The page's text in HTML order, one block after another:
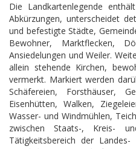
Die Landkartenlegende
Abkürzungen, unterscheidet
und befestigte Städte,
Bewohner, Marktflecken,
Ansiedelungen und Weiler.
allein stehende Kirchen,
vermerkt. Markiert werden
Schäfereien, Forsthäuser,
Eisenhütten, Walken,
Wasser- und Windmühlen,
zwischen Staats-, Kreis-
Tätigkeitsbereich der